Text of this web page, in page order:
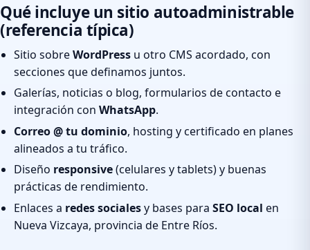
Qué incluye un sitio autoadministrable
(referencia típica)
Sitio sobreWordPress u otro CMS acordado, con
secciones que definamos juntos.
Galerías, noticias o blog, formularios de contacto e
integración con WhatsApp.
Correo @ tu dominio, hosting y certificado en planes
alineados a tu tráfico.
Diseño responsive(celulares y tablets) y buenas
prácticas de rendimiento.
Enlaces a redes socialesy bases para SEO local en
Nueva Vizcaya, provincia de Entre Ríos.